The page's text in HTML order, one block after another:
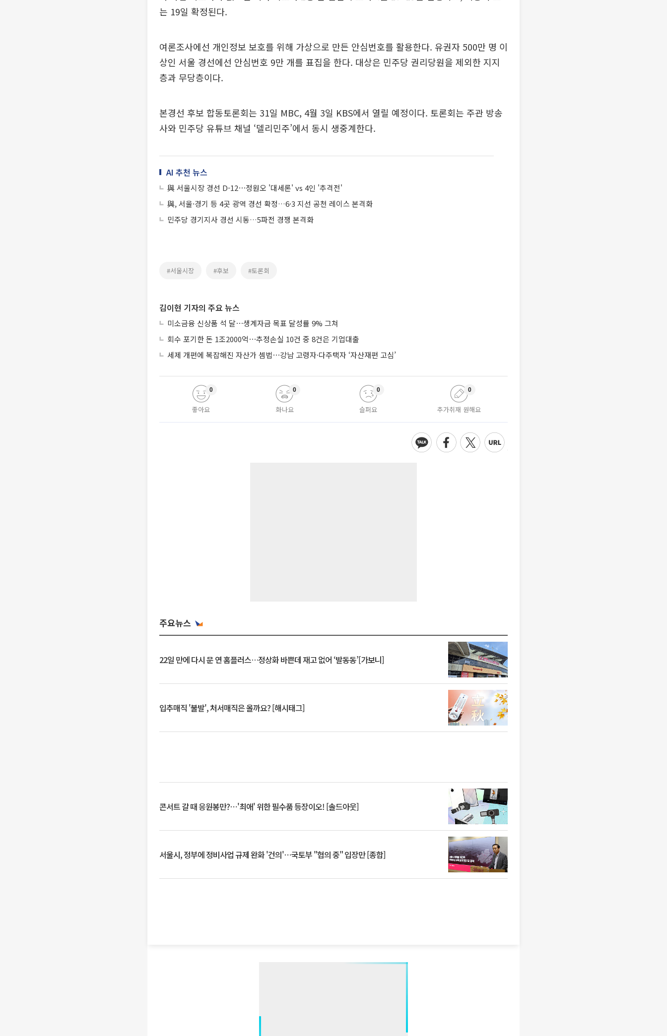
는 19일 확정된다.
여론조사에선 개인정보 보호를 위해 가상으로 만든 안심번호를 활용한다. 유권자 500만 명 이
상인 서울 경선에선 안심번호 9만 개를 표집을 한다. 대상은 민주당 권리당원을 제외한 지지
층과 무당층이다.
본경선 후보 합동토론회는 31일 MBC, 4월 3일 KBS에서 열릴 예정이다. 토론회는 주관 방송
사와 민주당 유튜브 채널 ‘델리민주’에서 동시 생중계한다.
AI 추천 뉴스
與 서울시장 경선 D-12⋯정원오 '대세론' vs 4인 '추격전'
與, 서울·경기 등 4곳 광역 경선 확정…6·3 지선 공천 레이스 본격화
민주당 경기지사 경선 시동…5파전 경쟁 본격화
#서울시장 #후보 #토론회
김이현 기자의 주요 뉴스
미소금융 신상품 석 달⋯생계자금 목표 달성률 9% 그쳐
회수 포기한 돈 1조2000억⋯추정손실 10건 중 8건은 기업대출
세제 개편에 복잡해진 자산가 셈법⋯강남 고령자·다주택자 ‘자산재편 고심’
좋아요
0
화나요
0
슬퍼요
0
추가취재 원해요
0
주요뉴스
22일 만에 다시 문 연 홈플러스…정상화 바쁜데 재고 없어 ‘발동동’[가보니]
입추매직 '불발', 처서매직은 올까요? [해시태그]
콘서트 갈 때 응원봉만?⋯'최애' 위한 필수품 등장이오! [솔드아웃]
서울시, 정부에 정비사업 규제 완화 '건의'⋯국토부 "협의 중" 입장만 [종합]